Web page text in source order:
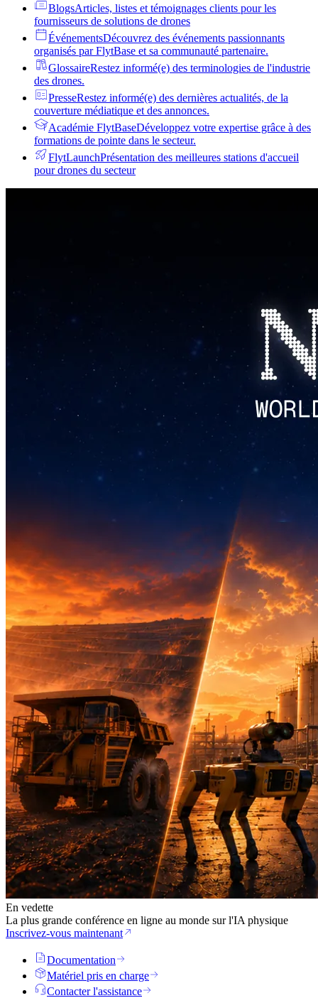
BlogsArticles, listes et témoignages clients pour les
fournisseurs de solutions de drones
ÉvénementsDécouvrez des événements passionnants
organisés par FlytBase et sa communauté partenaire.
GlossaireRestez informé(e) des terminologies de l'industrie
des drones.
PresseRestez informé(e) des dernières actualités, de la
couverture médiatique et des annonces.
Académie FlytBaseDéveloppez votre expertise grâce à des
formations de pointe dans le secteur.
FlytLaunchPrésentation des meilleures stations d'accueil
pour drones du secteur
En vedette
La plus grande conférence en ligne au monde sur l'IA physique
Inscrivez-vous maintenant
Documentation
Matériel pris en charge
Contacter l'assistance